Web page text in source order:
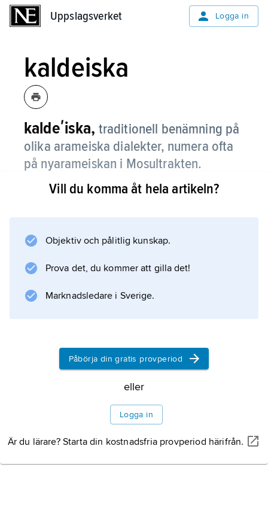
Uppslagsverket Logga in
kaldeiska
kaldeʹiska, traditionell benämning på
olika arameiska dialekter, numera ofta
på nyarameiskan i Mosultrakten.
Information om artikeln
Vill du komma åt hela artikeln?
Objektiv och pålitlig kunskap.
Prova det, du kommer att gilla det!
Marknadsledare i Sverige.
Påbörja din gratis provperiod
eller
Logga in
Är du lärare? Starta din kostnadsfria provperiod härifrån.